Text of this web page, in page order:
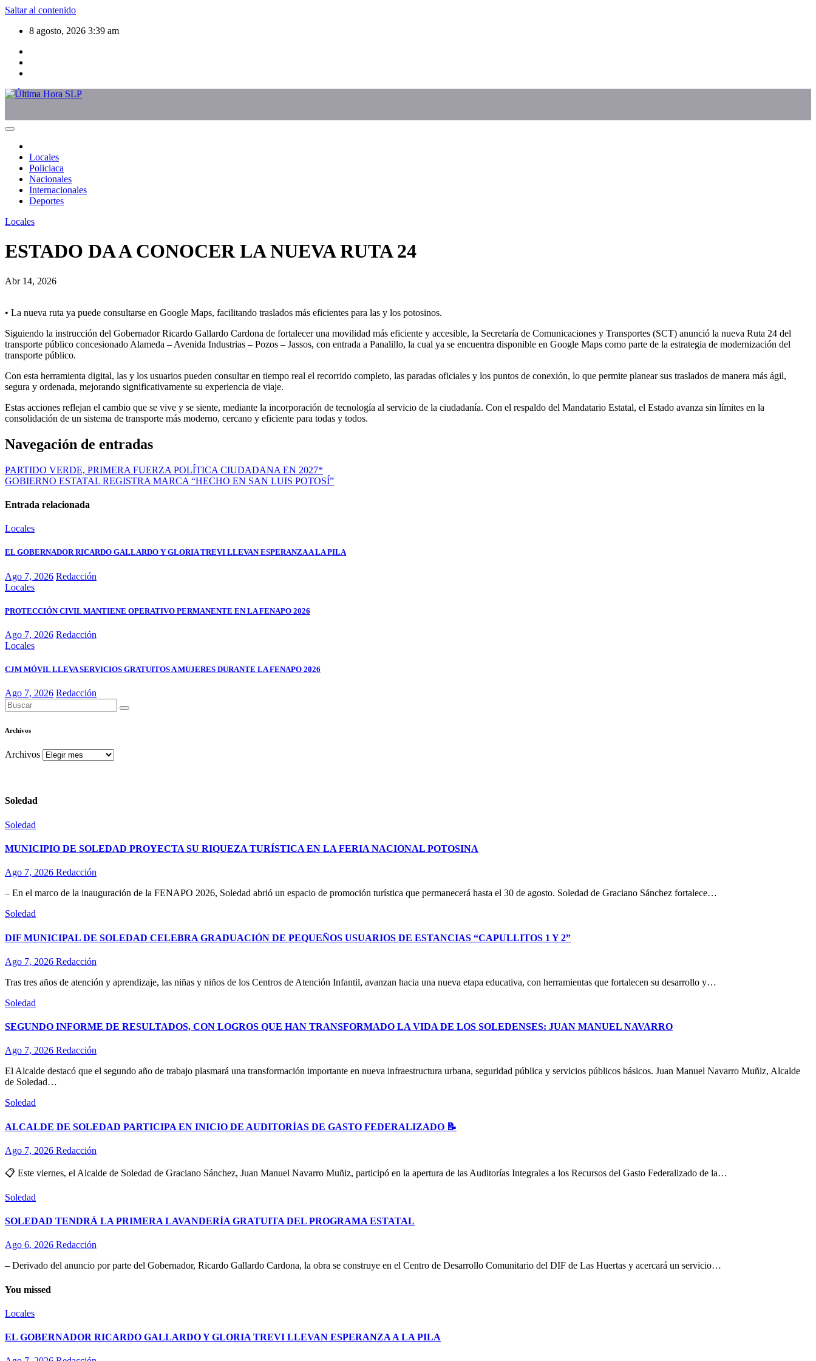
Saltar al contenido
8 agosto, 2026 3:39 am
Locales
Policiaca
Nacionales
Internacionales
Deportes
Locales
ESTADO DA A CONOCER LA NUEVA RUTA 24
Abr 14, 2026
• La nueva ruta ya puede consultarse en Google Maps, facilitando traslados más eficientes para las y los potosinos.
Siguiendo la instrucción del Gobernador Ricardo Gallardo Cardona de fortalecer una movilidad más eficiente y accesible, la Secretaría de Comunicaciones y Transportes (SCT) anunció la nueva Ruta 24 del
transporte público concesionado Alameda – Avenida Industrias – Pozos – Jassos, con entrada a Panalillo, la cual ya se encuentra disponible en Google Maps como parte de la estrategia de modernización del
transporte público.
Con esta herramienta digital, las y los usuarios pueden consultar en tiempo real el recorrido completo, las paradas oficiales y los puntos de conexión, lo que permite planear sus traslados de manera más ágil,
segura y ordenada, mejorando significativamente su experiencia de viaje.
Estas acciones reflejan el cambio que se vive y se siente, mediante la incorporación de tecnología al servicio de la ciudadanía. Con el respaldo del Mandatario Estatal, el Estado avanza sin límites en la
consolidación de un sistema de transporte más moderno, cercano y eficiente para todas y todos.
Navegación de entradas
PARTIDO VERDE, PRIMERA FUERZA POLÍTICA CIUDADANA EN 2027*
GOBIERNO ESTATAL REGISTRA MARCA “HECHO EN SAN LUIS POTOSÍ”
Entrada relacionada
Locales
EL GOBERNADOR RICARDO GALLARDO Y GLORIA TREVI LLEVAN ESPERANZA A LA PILA
Ago 7, 2026 Redacción
Locales
PROTECCIÓN CIVIL MANTIENE OPERATIVO PERMANENTE EN LA FENAPO 2026
Ago 7, 2026 Redacción
Locales
CJM MÓVIL LLEVA SERVICIOS GRATUITOS A MUJERES DURANTE LA FENAPO 2026
Ago 7, 2026 Redacción
Archivos
Archivos
Soledad
Soledad
MUNICIPIO DE SOLEDAD PROYECTA SU RIQUEZA TURÍSTICA EN LA FERIA NACIONAL POTOSINA
Ago 7, 2026 Redacción
– En el marco de la inauguración de la FENAPO 2026, Soledad abrió un espacio de promoción turística que permanecerá hasta el 30 de agosto. Soledad de Graciano Sánchez fortalece…
Soledad
DIF MUNICIPAL DE SOLEDAD CELEBRA GRADUACIÓN DE PEQUEÑOS USUARIOS DE ESTANCIAS “CAPULLITOS 1 Y 2”
Ago 7, 2026 Redacción
Tras tres años de atención y aprendizaje, las niñas y niños de los Centros de Atención Infantil, avanzan hacia una nueva etapa educativa, con herramientas que fortalecen su desarrollo y…
Soledad
SEGUNDO INFORME DE RESULTADOS, CON LOGROS QUE HAN TRANSFORMADO LA VIDA DE LOS SOLEDENSES: JUAN MANUEL NAVARRO
Ago 7, 2026 Redacción
El Alcalde destacó que el segundo año de trabajo plasmará una transformación importante en nueva infraestructura urbana, seguridad pública y servicios públicos básicos. Juan Manuel Navarro Muñiz, Alcalde
de Soledad…
Soledad
ALCALDE DE SOLEDAD PARTICIPA EN INICIO DE AUDITORÍAS DE GASTO FEDERALIZADO 📝
Ago 7, 2026 Redacción
📋 Este viernes, el Alcalde de Soledad de Graciano Sánchez, Juan Manuel Navarro Muñiz, participó en la apertura de las Auditorías Integrales a los Recursos del Gasto Federalizado de la…
Soledad
SOLEDAD TENDRÁ LA PRIMERA LAVANDERÍA GRATUITA DEL PROGRAMA ESTATAL
Ago 6, 2026 Redacción
– Derivado del anuncio por parte del Gobernador, Ricardo Gallardo Cardona, la obra se construye en el Centro de Desarrollo Comunitario del DIF de Las Huertas y acercará un servicio…
You missed
Locales
EL GOBERNADOR RICARDO GALLARDO Y GLORIA TREVI LLEVAN ESPERANZA A LA PILA